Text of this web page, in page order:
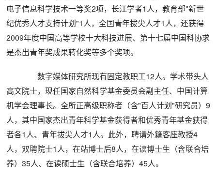
电子信息科学技术一等奖2项，长江学者1人，教育部"新世
纪优秀人才支持计划"1人，全国青年拔尖人才1人，还获得
2009年度中国高等学校十大科技进展、第十七届中国科协求
是杰出青年奖成果转化奖等多个奖项。
数字媒体研究所现有固定教职工12人。学术带头人
高文院士，现任国家自然科学基金委员会副主任、中国计算
机学会理事长。全所正高级职称者（含"百人计划"研究员）9
人，其中国家杰出青年科学基金获得者和优秀青年基金获得
者各1人、青年拔尖人才1人。此外，聘请外籍客座教授4
人，双聘院士1人，在站博士后8人，在读博士生（含联合培
养）35人、在读硕士生（含联合培养）45人。